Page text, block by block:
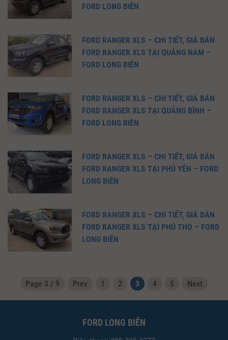
FORD LONG BIÊN
FORD RANGER XLS – CHI TIẾT, GIÁ BÁN
FORD RANGER XLS TẠI QUẢNG NAM –
FORD LONG BIÊN
FORD RANGER XLS – CHI TIẾT, GIÁ BÁN
FORD RANGER XLS TẠI QUẢNG BÌNH –
FORD LONG BIÊN
FORD RANGER XLS – CHI TIẾT, GIÁ BÁN
FORD RANGER XLS TẠI PHÚ YÊN – FORD
LONG BIÊN
FORD RANGER XLS – CHI TIẾT, GIÁ BÁN
FORD RANGER XLS TẠI PHÚ THỌ – FORD
LONG BIÊN
Page 3 / 9 Prev 1 2 3 4 5 Next
FORD LONG BIÊN